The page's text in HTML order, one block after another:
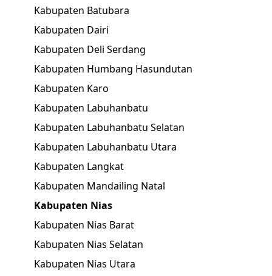
Kabupaten Batubara
Kabupaten Dairi
Kabupaten Deli Serdang
Kabupaten Humbang Hasundutan
Kabupaten Karo
Kabupaten Labuhanbatu
Kabupaten Labuhanbatu Selatan
Kabupaten Labuhanbatu Utara
Kabupaten Langkat
Kabupaten Mandailing Natal
Kabupaten Nias
Kabupaten Nias Barat
Kabupaten Nias Selatan
Kabupaten Nias Utara